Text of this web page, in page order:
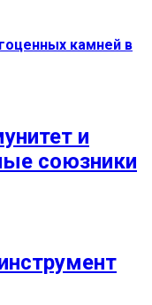
камней в
и
союзники